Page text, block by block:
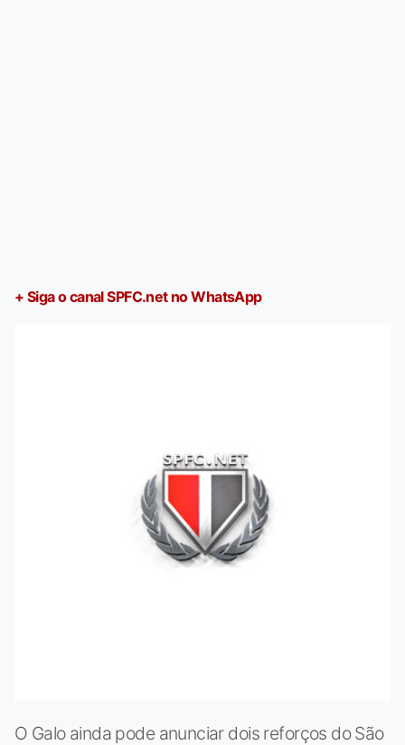
+ Siga o canal SPFC.net no WhatsApp
O Galo ainda pode anunciar dois reforços do São